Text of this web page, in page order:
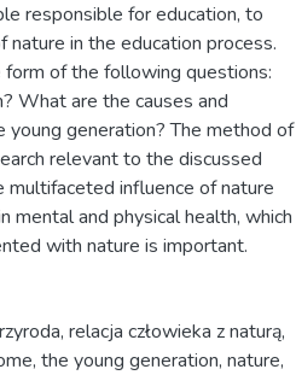
responsible for education, to
in the education process.
of the following questions:
What are the causes and
generation? The method of
relevant to the discussed
influence of nature
mental and physical health, which
with nature is important.
, relacja człowieka z naturą,
, the young generation, nature,